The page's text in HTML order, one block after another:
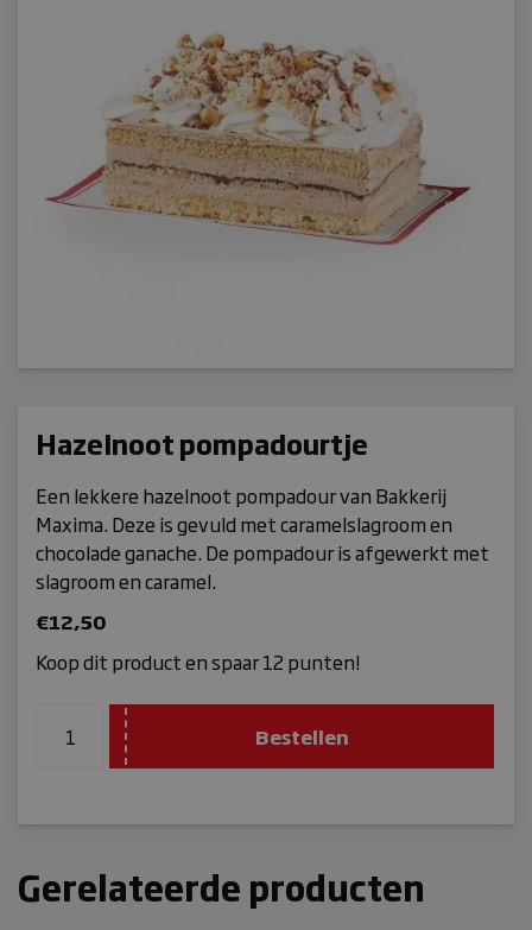
Hazelnoot pompadourtje
Een lekkere hazelnoot pompadour van Bakkerij
Maxima. Deze is gevuld met caramelslagroom en
chocolade ganache. De pompadour is afgewerkt met
slagroom en caramel.
€12,50
Koop dit product en spaar 12 punten!
Bestellen
Gerelateerde producten